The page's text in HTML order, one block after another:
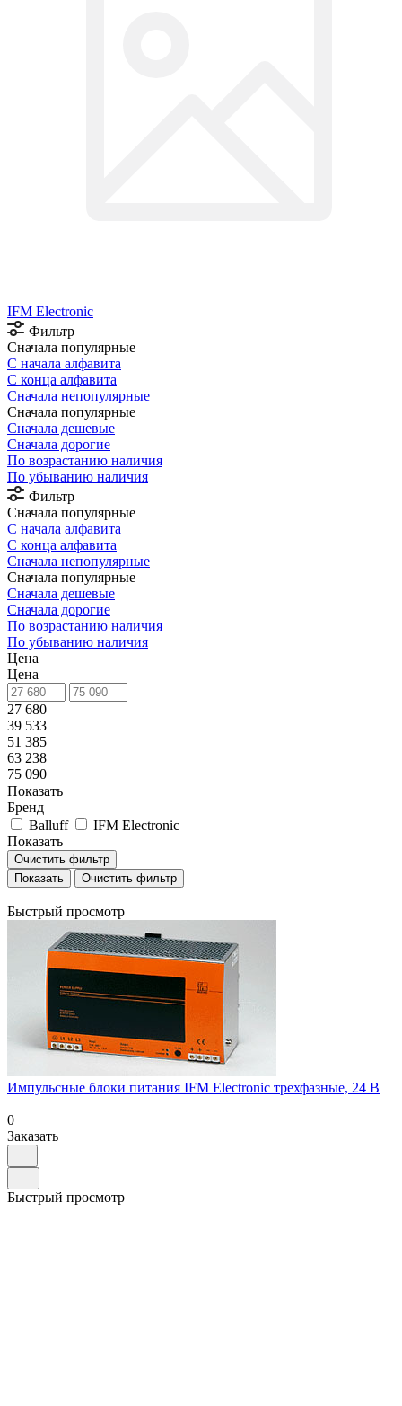
IFM Electronic
Фильтр
Сначала популярные
С начала алфавита
С конца алфавита
Сначала непопулярные
Сначала популярные
Сначала дешевые
Сначала дорогие
По возрастанию наличия
По убыванию наличия
Фильтр
Сначала популярные
С начала алфавита
С конца алфавита
Сначала непопулярные
Сначала популярные
Сначала дешевые
Сначала дорогие
По возрастанию наличия
По убыванию наличия
Цена
Цена
27 680
39 533
51 385
63 238
75 090
Показать
Бренд
Balluff
IFM Electronic
Показать
Очистить фильтр
Очистить фильтр
Быстрый просмотр
Импульсные блоки питания IFM Electronic трехфазные, 24 В
0
Заказать
Быстрый просмотр